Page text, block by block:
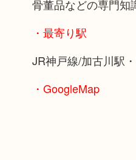
骨董品などの専門知
・最寄り駅
JR神戸線/加古川駅
・GoogleMap